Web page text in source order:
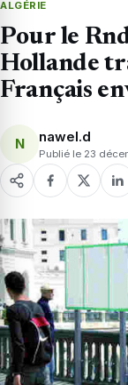
ALGÉRIE
Pour le
Hollande
Français
N nawel.d
Publié le 23